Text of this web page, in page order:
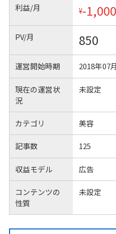
利益/月 ¥-1,000
PV/月 850
運営開始時期 2018年07月
現在の運営状
況
未設定
カテゴリ 美容
記事数 125
収益モデル 広告
コンテンツの
性質
未設定